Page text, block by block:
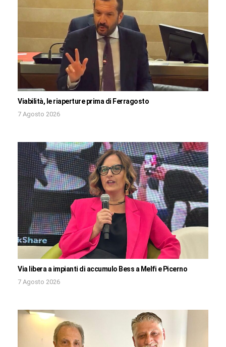
Viabilità, le riaperture prima di Ferragosto
7 Agosto 2026
Via libera a impianti di accumulo Bess a Melfi e Picerno
7 Agosto 2026